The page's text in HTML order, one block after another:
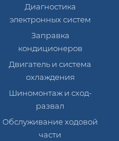
Диагностика
электронных систем​
Заправка
кондиционеров
Двигатель и система
охлаждения
Шиномонтаж и сход-
развал
Обслуживание ходовой
части